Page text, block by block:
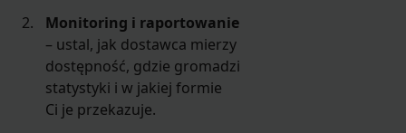
Monitoring i raportowanie
– ustal, jak dostawca mierzy
dostępność, gdzie gromadzi
statystyki i w jakiej formie
Ci je przekazuje.